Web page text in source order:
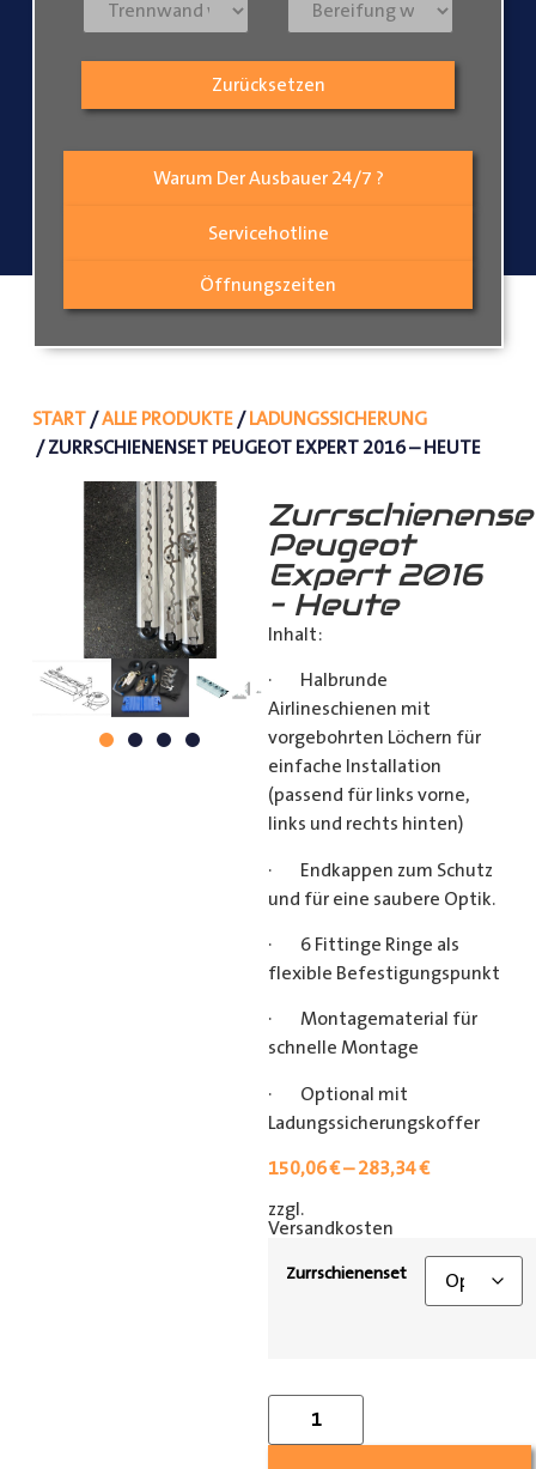
Warum Der Ausbauer 24/7 ?
Servicehotline
Öffnungszeiten
Zurücksetzen
START/ALLE PRODUKTE/LADUNGSSICHERUNG
/ ZURRSCHIENENSET PEUGEOT EXPERT 2016 – HEUTE
Peugeot
Expert 2016
– Heute
Inhalt:
· Halbrunde
Airlineschienen mit
vorgebohrten Löchern für
einfache Installation
(passend für links vorne,
links und rechts hinten)
· Endkappen zum Schutz
und für eine saubere Optik.
· 6 Fittinge Ringe als
flexible Befestigungspunkt
· Montagematerial für
schnelle Montage
· Optional mit
Ladungssicherungskoffer
150,06€–283,34€
zzgl.
Versandkosten
Zurrschienenset